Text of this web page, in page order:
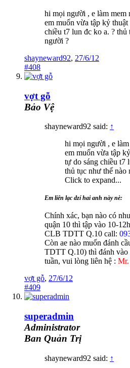
hi mọi người , e làm mem
em muốn vừa tập kỷ
chiều t7 lun đc ko a. ? thủ
người ?
shayneward92, 27/6/12
#408
vợt gỗ
Bảo Vệ
shayneward92 said: ↑
hi mọi người , e
em muốn vừa tập
tự do sáng chiều t7
thủ tục như thế nào
Click to expand...
Em liên lạc dzí hai anh này nè:
Chính xác, bạn nào có
quận 10 thì tập vào 10-
CLB TDTT Q.10 call:
Còn ae nào muốn đánh
TDTT Q.10) thì đánh vào
tuần, vui lòng liên hệ : Mr.
vợt gỗ, 27/6/12
#409
superadmin
Administrator
Ban Quản Trị
shayneward92 said: ↑